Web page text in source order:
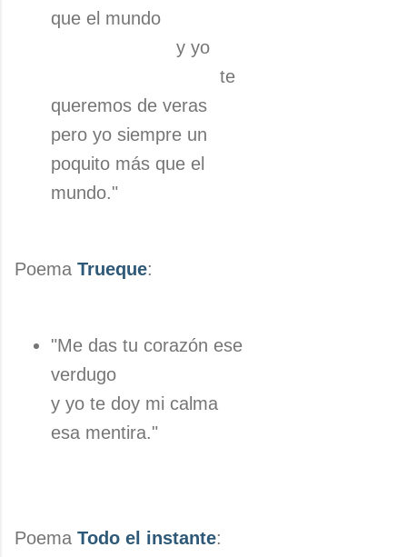
que el mundo
y yo
te
queremos de veras
pero yo siempre un
poquito más que el
mundo."
Poema Trueque:
"Me das tu corazón ese
verdugo
y yo te doy mi calma
esa mentira."
Poema Todo el instante: